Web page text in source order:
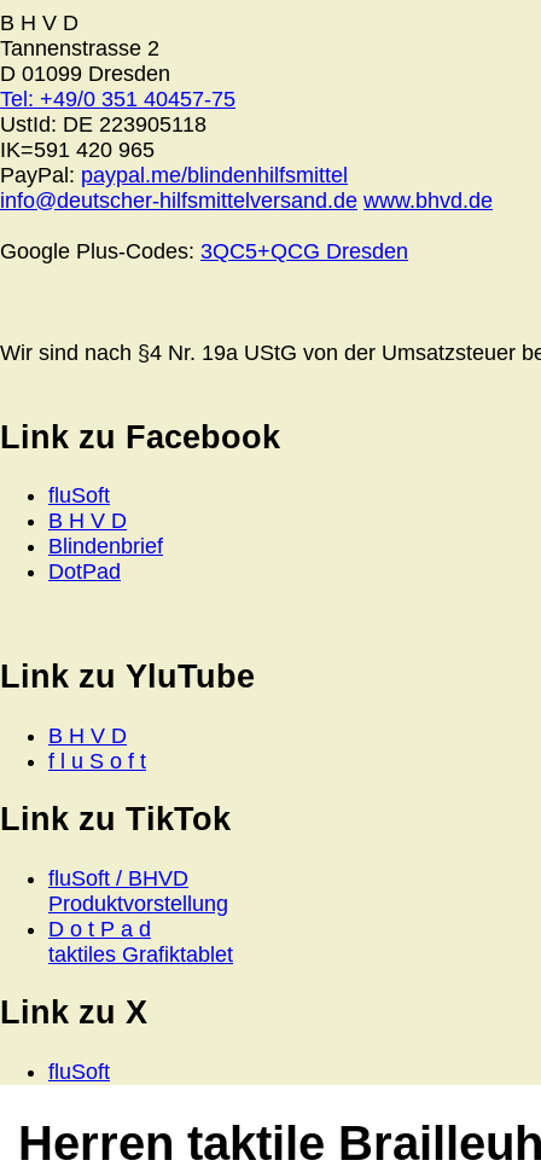
B H V D
Tannenstrasse 2
D 01099 Dresden
Tel: +49/0 351 40457-75
UstId: DE 223905118
IK=591 420 965
PayPal: paypal.me/blindenhilfsmittel
info@deutscher-hilfsmittelversand.de www.bhvd.de
Google Plus-Codes: 3QC5+QCG Dresden
Wir sind nach §4 Nr. 19a UStG von der Umsatzsteuer
Link zu Facebook
fluSoft
B H V D
Blindenbrief
DotPad
Link zu YluTube
B H V D
f l u S o f t
Link zu TikTok
fluSoft / BHVD
Produktvorstellung
D o t P a d
taktiles Grafiktablet
Link zu X
fluSoft
Herren taktile